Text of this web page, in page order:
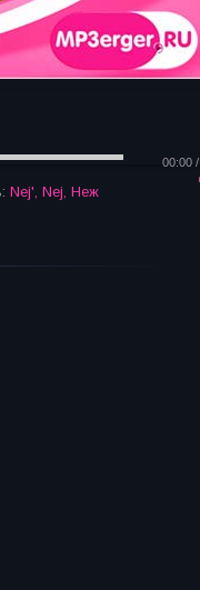
00:00 /
Nej' Nej Неж